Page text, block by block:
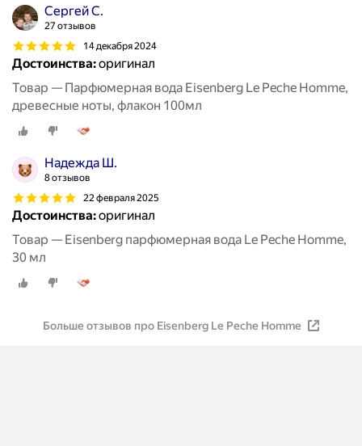
Сергей С.
27 отзывов
14 декабря 2024
Достоинства:оригинал
Товар — Парфюмерная вода Eisenberg Le Peche Homme,
древесные ноты, флакон 100мл
Надежда Ш.
8 отзывов
22 февраля 2025
Достоинства:оригинал
Товар — Eisenberg парфюмерная вода Le Peche Homme,
30 мл
Больше отзывов про Eisenberg Le Peche Homme